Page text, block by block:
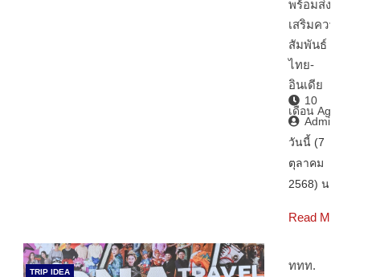
พร้อมส่ง
เสริมความ
สัมพันธ์
ไทย-
อินเดีย
10
เดือน Ago
Admin2
วันนี้ (7
ตุลาคม
2568) นา…
Read More
TRIP IDEA
ททท.